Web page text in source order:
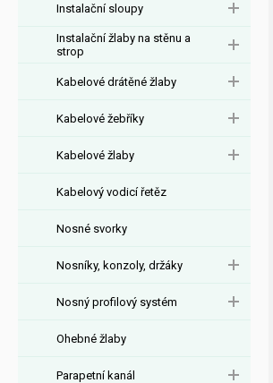
Instalační sloupy
Instalační žlaby na stěnu a
strop
Kabelové drátěné žlaby
Kabelové žebříky
Kabelové žlaby
Kabelový vodicí řetěz
Nosné svorky
Nosníky, konzoly, držáky
Nosný profilový systém
Ohebné žlaby
Parapetní kanál